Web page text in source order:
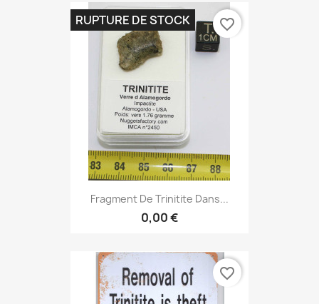
Fragment De Trinitite Dans...
0,00 €
RUPTURE DE STOCK favorite_border
favorite_border